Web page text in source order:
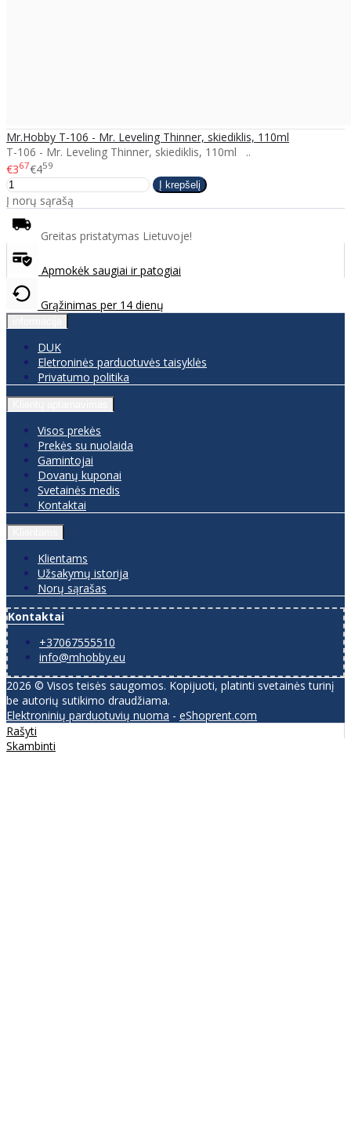
Mr.Hobby T-106 - Mr. Leveling Thinner, skiediklis, 110ml
T-106 - Mr. Leveling Thinner, skiediklis, 110ml ..
€367€459
Į norų sąrašą
Greitas pristatymas Lietuvoje!
Apmokėk saugiai ir patogiai
Grąžinimas per 14 dienų
DUK
Eletroninės parduotuvės taisyklės
Privatumo politika
Visos prekės
Prekės su nuolaida
Gamintojai
Dovanų kuponai
Svetainės medis
Kontaktai
Klientams
Užsakymų istorija
Norų sąrašas
Kontaktai
+37067555510
info@mhobby.eu
2026 © Visos teisės saugomos. Kopijuoti, platinti svetainės turinį
be autorių sutikimo draudžiama.
Elektroninių parduotuvių nuoma - eShoprent.com
Rašyti
Skambinti